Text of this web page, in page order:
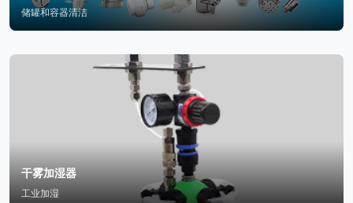
储罐和容器清洁
干雾加湿器
工业加湿